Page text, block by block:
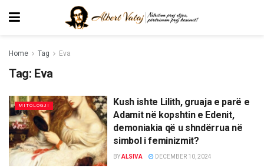
Home Tag Eva
Tag: Eva
MITOLOGJI
Kush ishte Lilith, gruaja e parë e
Adamit në kopshtin e Edenit,
demoniakia që u shndërrua në
simbol i feminizmit?
BYALSIVA DECEMBER 10, 2024